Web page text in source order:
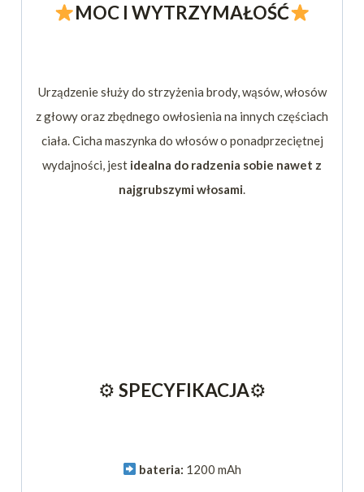
MOC I WYTRZYMAŁOŚĆ
Urządzenie służy do strzyżenia brody, wąsów, włosów
z głowy oraz zbędnego owłosienia na innych częściach
ciała. Cicha maszynka do włosów o ponadprzeciętnej
wydajności, jest idealna do radzenia sobie nawet z
najgrubszymi włosami.
⚙ SPECYFIKACJA⚙
bateria: 1200 mAh